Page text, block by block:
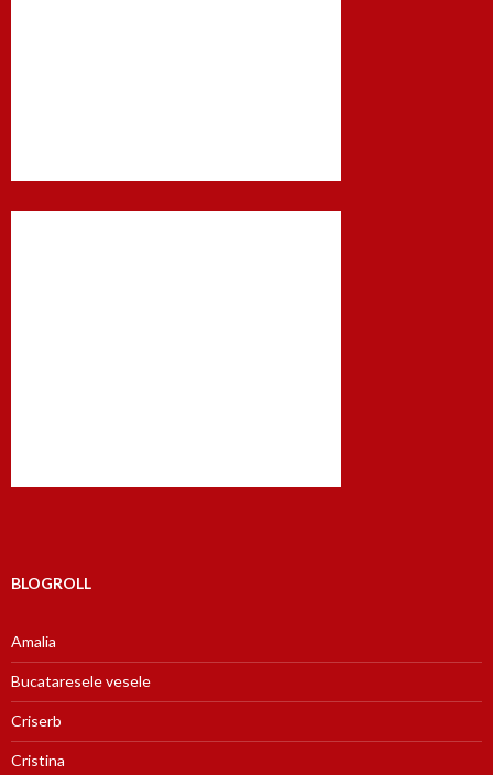
BLOGROLL
Amalia
Bucataresele vesele
Criserb
Cristina